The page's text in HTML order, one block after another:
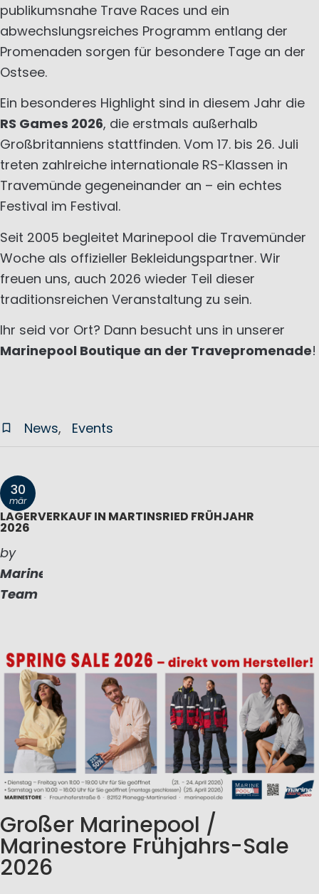
publikumsnahe Trave Races und ein
abwechslungsreiches Programm entlang der
Promenaden sorgen für besondere Tage an der
Ostsee.
Ein besonderes Highlight sind in diesem Jahr die
RS Games 2026, die erstmals außerhalb
Großbritanniens stattfinden. Vom 17. bis 26. Juli
treten zahlreiche internationale RS-Klassen in
Travemünde gegeneinander an – ein echtes
Festival im Festival.
Seit 2005 begleitet Marinepool die Travemünder
Woche als offizieller Bekleidungspartner. Wir
freuen uns, auch 2026 wieder Teil dieser
traditionsreichen Veranstaltung zu sein.
Ihr seid vor Ort? Dann besucht uns in unserer
Marinepool Boutique an der Travepromenade!
News Events
30
mär
LAGERVERKAUF IN MARTINSRIED FRÜHJAHR
2026
by
Marinepool
Team
Großer Marinepool /
Marinestore Frühjahrs-Sale
2026